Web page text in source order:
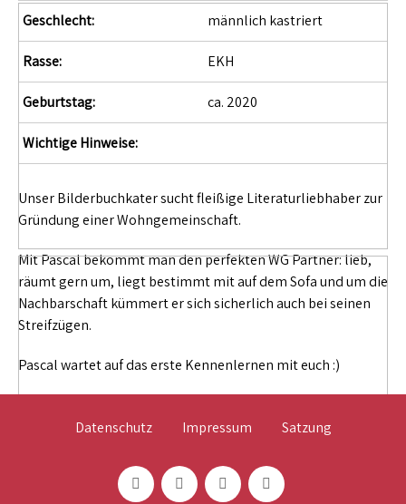
Geschlecht: männlich kastriert
Rasse: EKH
Geburtstag: ca. 2020
Wichtige Hinweise:
Unser Bilderbuchkater sucht fleißige Literaturliebhaber zur
Gründung einer Wohngemeinschaft.
Mit Pascal bekommt man den perfekten WG Partner: lieb,
räumt gern um, liegt bestimmt mit auf dem Sofa und um die
Nachbarschaft kümmert er sich sicherlich auch bei seinen
Streifzügen.
Pascal wartet auf das erste Kennenlernen mit euch :)
Datenschutz Impressum Satzung